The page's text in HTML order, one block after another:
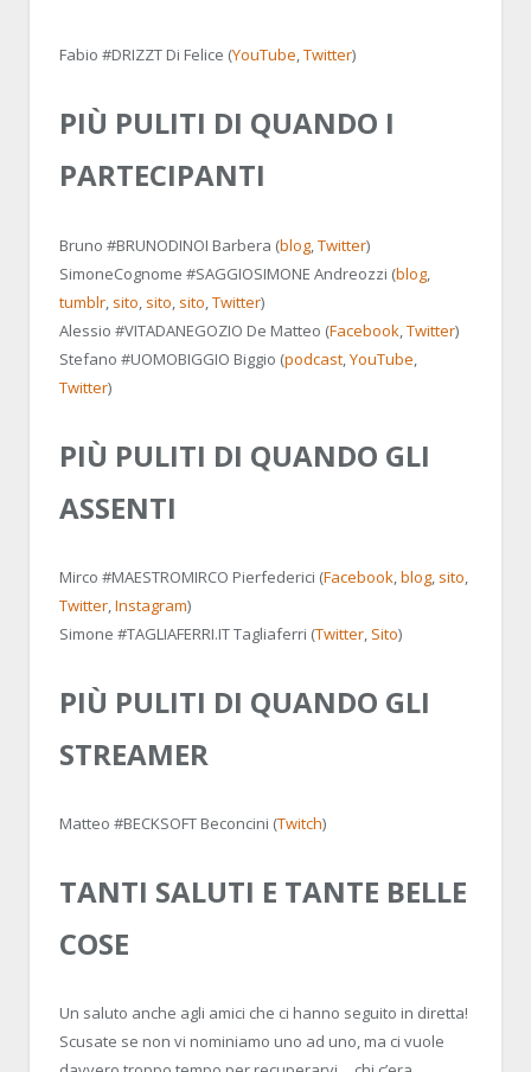
Fabio #DRIZZT Di Felice (YouTube,Twitter)
PIÙ PULITI DI QUANDO I
PARTECIPANTI
Bruno #BRUNODINOI Barbera (blog Twitter)
SimoneCognome #SAGGIOSIMONE Andreozzi (blog
tumblr sito sito sito Twitter)
Alessio #VITADANEGOZIO De Matteo (Facebook Twitter)
Stefano #UOMOBIGGIO Biggio (podcast YouTube
Twitter)
PIÙ PULITI DI QUANDO GLI
ASSENTI
Mirco #MAESTROMIRCO Pierfederici (Facebook,blog, sito,
Twitter,Instagram)
Simone #TAGLIAFERRI.IT Tagliaferri (Twitter, Sito)
PIÙ PULITI DI QUANDO GLI
STREAMER
Matteo #BECKSOFT Beconcini (Twitch)
TANTI SALUTI E TANTE BELLE
COSE
Un saluto anche agli amici che ci hanno seguito in diretta!
Scusate se non vi nominiamo uno ad uno, ma ci vuole